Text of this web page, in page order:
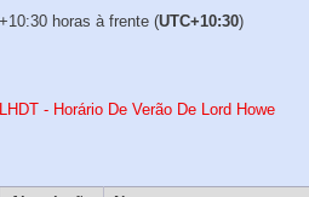
+10:30 horas à frente (UTC+10:30)
LHDT - Horário De Verão De Lord Howe